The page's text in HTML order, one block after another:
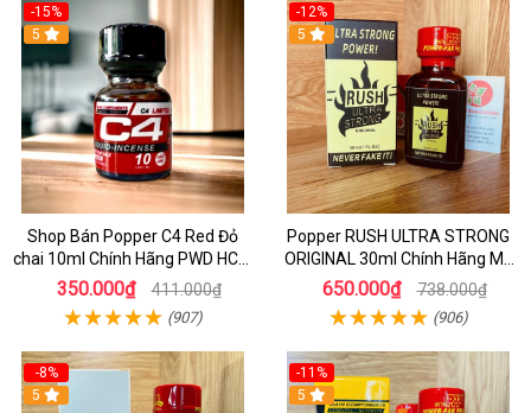
-15%
5
Shop Bán Popper C4 Red Đỏ
chai 10ml Chính Hãng PWD HCM
kích thích Cực Mạnh cho LGBT -
TOP BOT
350.000₫ 411.000₫
(907)
-12%
5
Popper RUSH ULTRA STRONG
ORIGINAL 30ml Chính Hãng Mỹ
PWD - Tăng Khoái Cảm Mạnh
650.000₫ 738.000₫
(906)
-8%
5
-11%
5